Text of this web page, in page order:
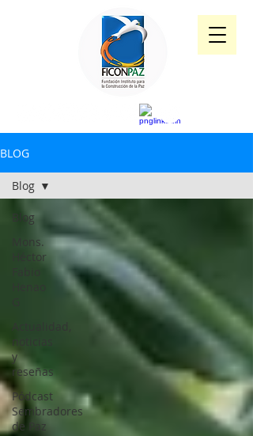
BLOG
Blog
Mons.
Héctor
Actualidad,
y
reseñas
Pódcast
Sembradores
de Paz
Blog